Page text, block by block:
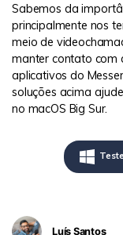
Sabemos da
principalmente nos
meio de
manter contato com
aplicativos do
soluções acima
no macOS Big Sur.
Luís Santos